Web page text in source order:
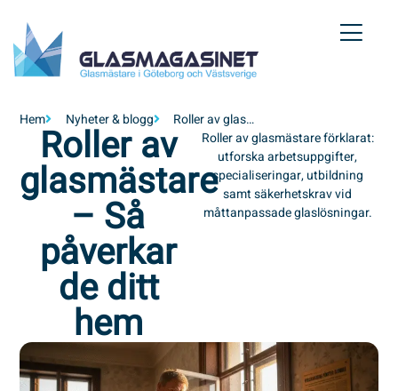
Hem Nyheter & blogg Roller av glasmästare – Så påverkar de ditt hem
Roller av
glasmästare
– Så
påverkar
de ditt
hem
Roller av glasmästare förklarat:
utforska arbetsuppgifter,
specialiseringar, utbildning
samt säkerhetskrav vid
måttanpassade glaslösningar.